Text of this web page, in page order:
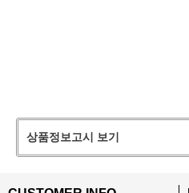
상품정보고시 보기